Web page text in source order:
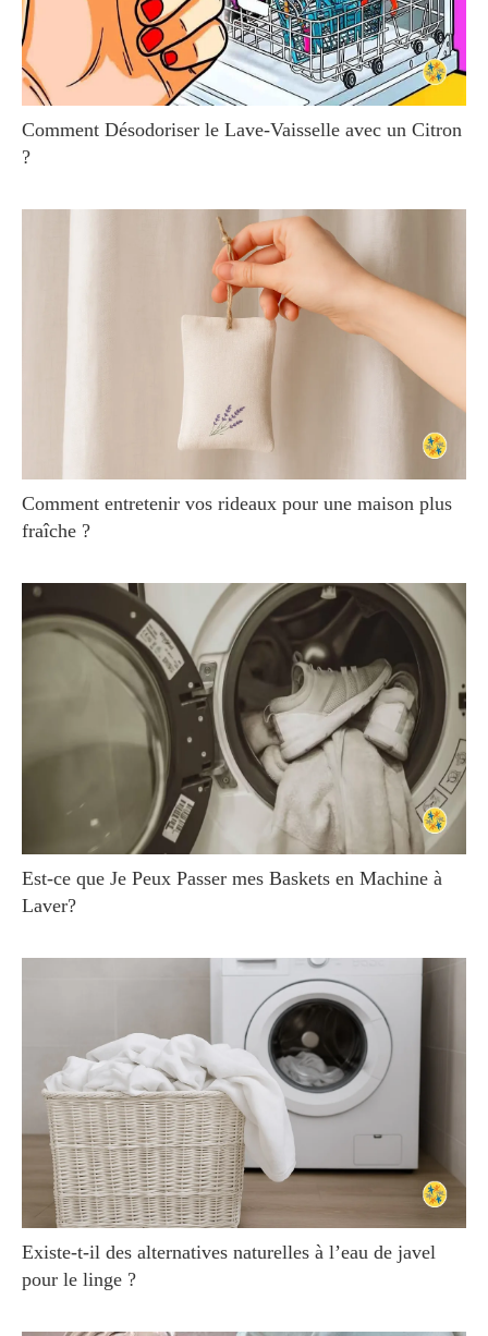
Comment Désodoriser le Lave-Vaisselle avec un Citron
?
Comment entretenir vos rideaux pour une maison plus
fraîche ?
Est-ce que Je Peux Passer mes Baskets en Machine à
Laver?
Existe-t-il des alternatives naturelles à l’eau de javel
pour le linge ?